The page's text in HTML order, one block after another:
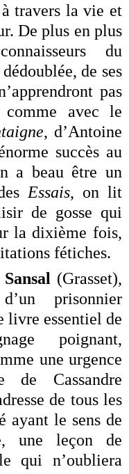
travers la vie et
De plus en plus
du
de ses
pas
comme avec le
, d’Antoine
succès au
a beau être un
Essais, on lit
de gosse qui
la dixième fois,
fétiches.
(Grasset),
prisonnier
livre essentiel de
poignant,
une urgence
de Cassandre
de tous les
ayant le sens de
une leçon de
qui n’oubliera